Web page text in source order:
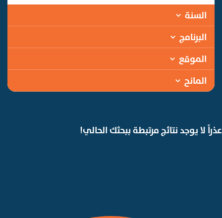
السنة
البرنامج
الموقع
المانح
عذراً لا يوجد نتائج مرتبطة ببحثك الحالي!